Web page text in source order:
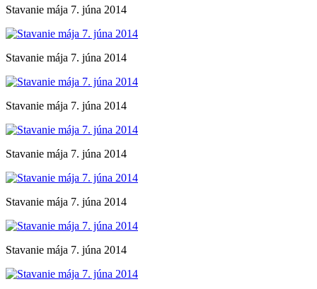
Stavanie mája 7. júna 2014
Stavanie mája 7. júna 2014
Stavanie mája 7. júna 2014
Stavanie mája 7. júna 2014
Stavanie mája 7. júna 2014
Stavanie mája 7. júna 2014